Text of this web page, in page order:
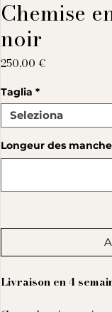
Chemise
noir
250,00 €
Taglia *
Seleziona
Longeur des
Livraison en 4